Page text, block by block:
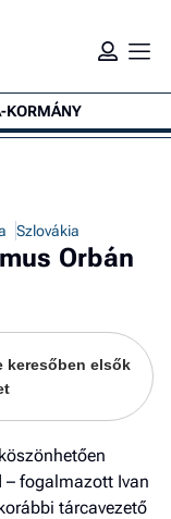
KORMÁNY
Szlovákia
Orbán
keresőben elsők
fogalmazott Ivan
tárcavezető